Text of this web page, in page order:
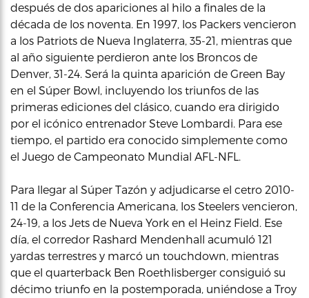
después de dos apariciones al hilo a finales de la
década de los noventa. En 1997, los Packers vencieron
a los Patriots de Nueva Inglaterra, 35-21, mientras que
al año siguiente perdieron ante los Broncos de
Denver, 31-24. Será la quinta aparición de Green Bay
en el Súper Bowl, incluyendo los triunfos de las
primeras ediciones del clásico, cuando era dirigido
por el icónico entrenador Steve Lombardi. Para ese
tiempo, el partido era conocido simplemente como
el Juego de Campeonato Mundial AFL-NFL.
Para llegar al Súper Tazón y adjudicarse el cetro 2010-
11 de la Conferencia Americana, los Steelers vencieron,
24-19, a los Jets de Nueva York en el Heinz Field. Ese
día, el corredor Rashard Mendenhall acumuló 121
yardas terrestres y marcó un touchdown, mientras
que el quarterback Ben Roethlisberger consiguió su
décimo triunfo en la postemporada, uniéndose a Troy